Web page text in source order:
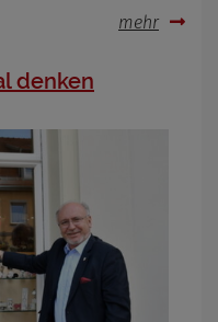
mehr
denken